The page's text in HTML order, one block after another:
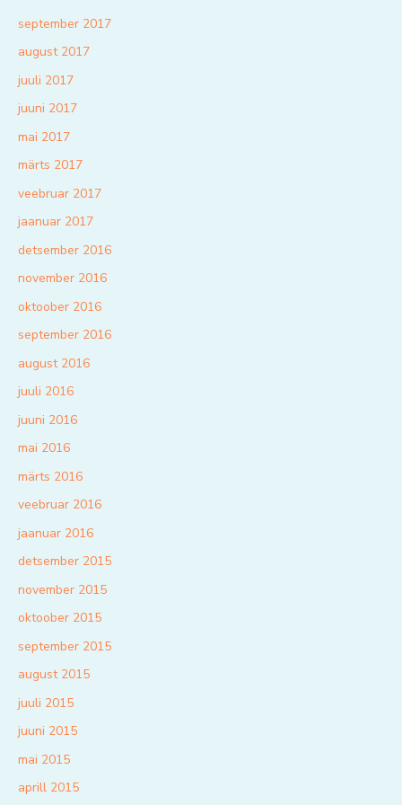
september 2017
august 2017
juuli 2017
juuni 2017
mai 2017
märts 2017
veebruar 2017
jaanuar 2017
detsember 2016
november 2016
oktoober 2016
september 2016
august 2016
juuli 2016
juuni 2016
mai 2016
märts 2016
veebruar 2016
jaanuar 2016
detsember 2015
november 2015
oktoober 2015
september 2015
august 2015
juuli 2015
juuni 2015
mai 2015
aprill 2015